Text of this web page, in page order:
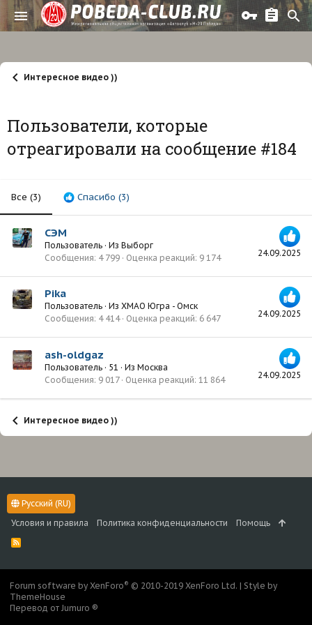
Интересное видео ))
Пользователи, которые
отреагировали на сообщение #184
Все (3) Спасибо (3)
24.09.2025
СЭМ
Пользователь · Из Выборг
Сообщения 4 799 Оценка реакций 9 174
24.09.2025
Pika
Пользователь · Из ХМАО Югра - Омск
Сообщения 4 414 Оценка реакций 6 647
24.09.2025
ash-oldgaz
Пользователь · 51 · Из Москва
Сообщения 9 017 Оценка реакций 11 864
Интересное видео ))
Русский (RU)
Условия и правила
Политика конфиденциальности Помощь
R
S
Forum software by XenForo® © 2010-2019 XenForo Ltd. | Style by
ThemeHouse
Перевод от Jumuro ®